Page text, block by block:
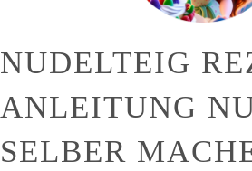
NUDELTEIG
ANLEITUNG
SELBER